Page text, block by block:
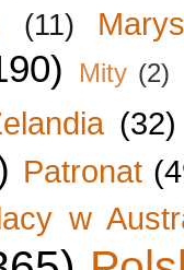
(11)
Mity (2)
(32)
Patronat
w